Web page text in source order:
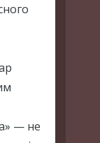
— не